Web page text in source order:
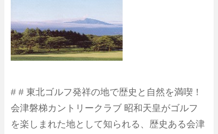
# # 東北ゴルフ発祥の地で歴史と自然を満喫！
会津磐梯カントリークラブ 昭和天皇がゴルフ
を楽しまれた地として知られる、歴史ある会津